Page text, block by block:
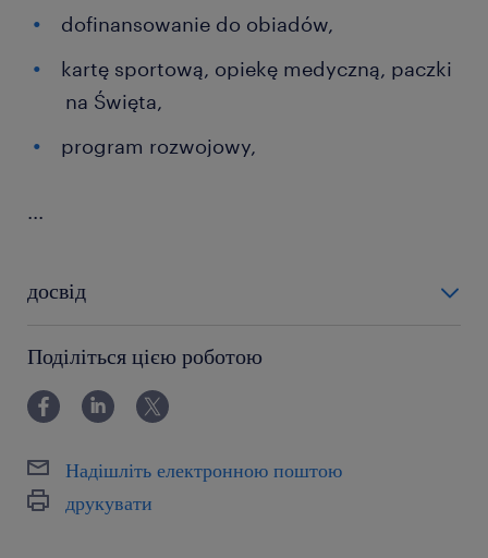
dofinansowanie do obiadów,
kartę sportową, opiekę medyczną, paczki
na Święta,
program rozwojowy,
...
досвід
Поділіться цією роботою
Надішліть електронною поштою
друкувати